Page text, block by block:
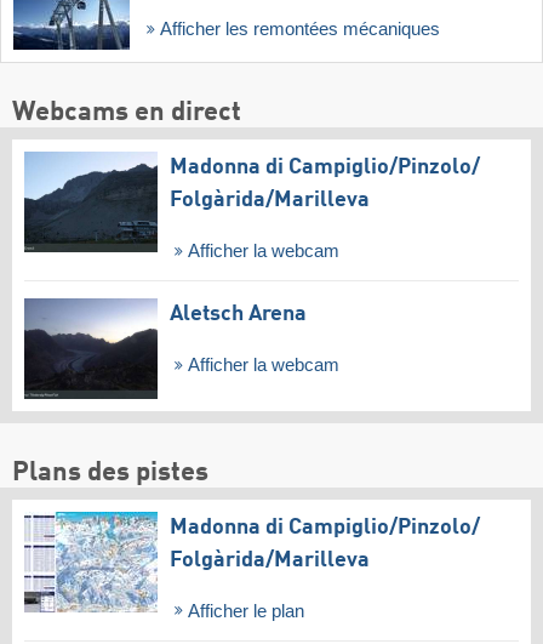
Afficher les remontées mécaniques
Webcams en direct
Madonna di Campiglio/​Pinzolo/​
Folgàrida/​Marilleva
Afficher la webcam
Aletsch Arena
Afficher la webcam
Plans des pistes
Madonna di Campiglio/​Pinzolo/​
Folgàrida/​Marilleva
Afficher le plan